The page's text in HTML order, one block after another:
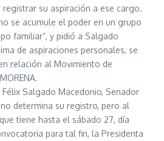
su aspiración a ese cargo.
se acumule el poder en un grupo
familiar”, y pidió a Salgado
de aspiraciones personales, se
relación al Movimiento de
Salgado Macedonio, Senador
determina su registro, pero al
tiene hasta el sábado 27, día
para tal fin, la Presidenta